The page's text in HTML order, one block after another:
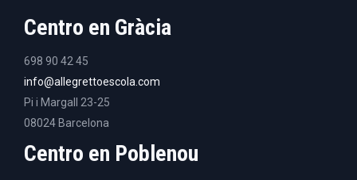
Centro en Gràcia
698 90 42 45
info@allegrettoescola.com
Pi i Margall 23-25
08024 Barcelona
Centro en Poblenou